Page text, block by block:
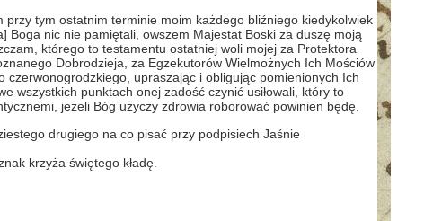
tym ostatnim terminie moim każdego bliźniego kiedykolwiek
Boga nic nie pamiętali, owszem Majestat Boski za duszę moją
którego to testamentu ostatniej woli mojej za Protektora
Dobrodzieja, za Egzekutorów Wielmożnych Ich Mościów
upraszając i obligując pomienionych Ich
wszystkich punktach onej zadość czynić usiłowali, który to
jeżeli Bóg użyczy zdrowia roborować powinien będę.
drugiego na co pisać przy podpisiech Jaśnie
krzyża świętego kładę.